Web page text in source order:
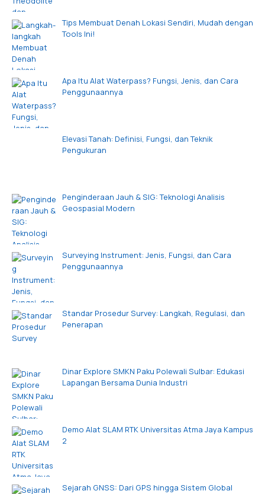
Tips Membuat Denah Lokasi Sendiri, Mudah dengan
Tools Ini!
Apa Itu Alat Waterpass? Fungsi, Jenis, dan Cara
Penggunaannya
Elevasi Tanah: Definisi, Fungsi, dan Teknik
Pengukuran
Penginderaan Jauh & SIG: Teknologi Analisis
Geospasial Modern
Surveying Instrument: Jenis, Fungsi, dan Cara
Penggunaannya
Standar Prosedur Survey: Langkah, Regulasi, dan
Penerapan
Dinar Explore SMKN Paku Polewali Sulbar: Edukasi
Lapangan Bersama Dunia Industri
Demo Alat SLAM RTK Universitas Atma Jaya Kampus
2
Sejarah GNSS: Dari GPS hingga Sistem Global